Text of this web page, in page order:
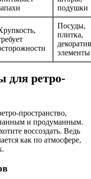
подушки
Посуды,
плитка,
элементы
для ретро-
пространство,
и продуманным.
воссоздать. Ведь
как по атмосфере,